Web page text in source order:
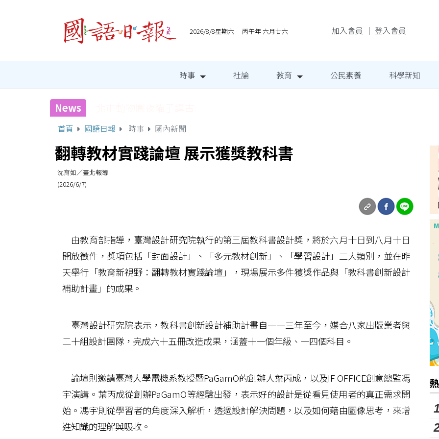
2026/8/8星期六 丙午年 六月廿六 加入會員 ｜ 登入會員
時事 社論 教育 公民素養 科學新知
News
首頁 國語日報 時事 國內新聞
翻轉教材實踐論壇 展示獲獎教科書
沈育如／臺北報導
(2026/6/7)
由教育部指導，臺灣設計研究院執行的第三屆教科書設計獎，將於六月十日到八月十日
開放徵件，獎項包括「封面設計」、「多元教材創新」、「學習設計」三大類別，並在昨
天舉行「教育新視野：翻轉教材實踐論壇」，現場展示多件獲獎作品與「教科書創新設計
補助計畫」的成果。
臺灣設計研究院表示，教科書創新設計補助計畫自一一三年至今，媒合八家出版業者與
二十組設計團隊，完成六十五冊改造成果，涵蓋十一個年級、十四個科目。
論壇則邀請臺灣大學電機系教授暨PaGamO的創辦人葉丙成，以及IF OFFICE創意總監馮
宇演講。葉丙成從創辦PaGamO等經驗出發，表示好的設計是從看見使用者的真正需求開
始。馮宇則從學習者的角度深入解析，透過設計解決問題，以及如何藉由圖像思考，來增
進知識的理解與吸收。